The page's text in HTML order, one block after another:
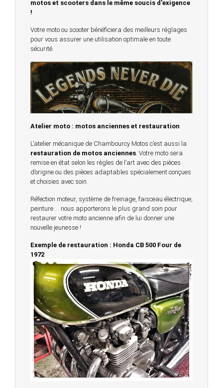
motos et scooters dans le même soucis d'exigence
!
Votre moto ou scooter bénéficiera des meilleurs réglages
pour vous assurer une utilisation optimale en toute
sécurité.
Atelier moto : motos anciennes et restauration
L’atelier mécanique de Chambourcy Motos c’est aussi la
restauration de motos anciennes . Votre moto sera
remise en état selon les règles de l’art avec des pièces
d’origine ou des pièces adaptables spécialement conçues
et choisies avec soin.
Réfection moteur, système de freinage, faisceau électrique,
peinture … nous apporterons le plus grand soin pour
restaurer votre moto ancienne afin de lui donner une
nouvelle jeunesse !
Exemple de restauration : Honda CB 500 Four de
1972
© 2023 -Chambourcy Motos 78 - 7bis chemin de la
Forêt - 78240 - Chambourcy -
Garage Motos et Scooters depuis 20 ans à votre
service entre Saint Germain en Laye et Poissy
Achat de motos et scooters - Dépôt vente - Réparation
- Concessionnaire Voge - Concessionnaire
Multimarques